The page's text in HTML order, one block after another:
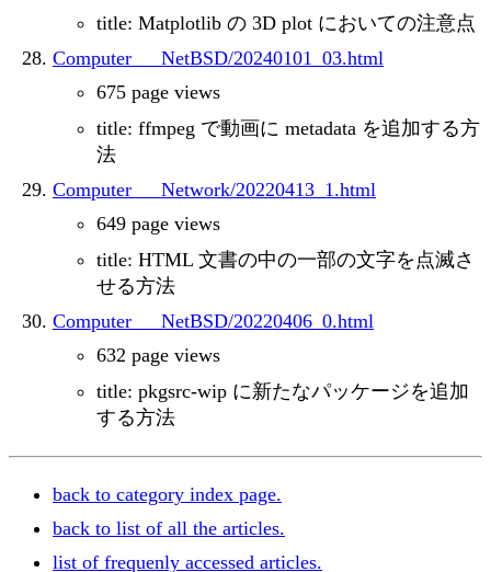
title: Matplotlib の 3D plot においての注意点
Computer___NetBSD/20240101_03.html
675 page views
title: ffmpeg で動画に metadata を追加する方
法
Computer___Network/20220413_1.html
649 page views
title: HTML 文書の中の一部の文字を点滅さ
せる方法
Computer___NetBSD/20220406_0.html
632 page views
title: pkgsrc-wip に新たなパッケージを追加
する方法
back to category index page.
back to list of all the articles.
list of frequenly accessed articles.